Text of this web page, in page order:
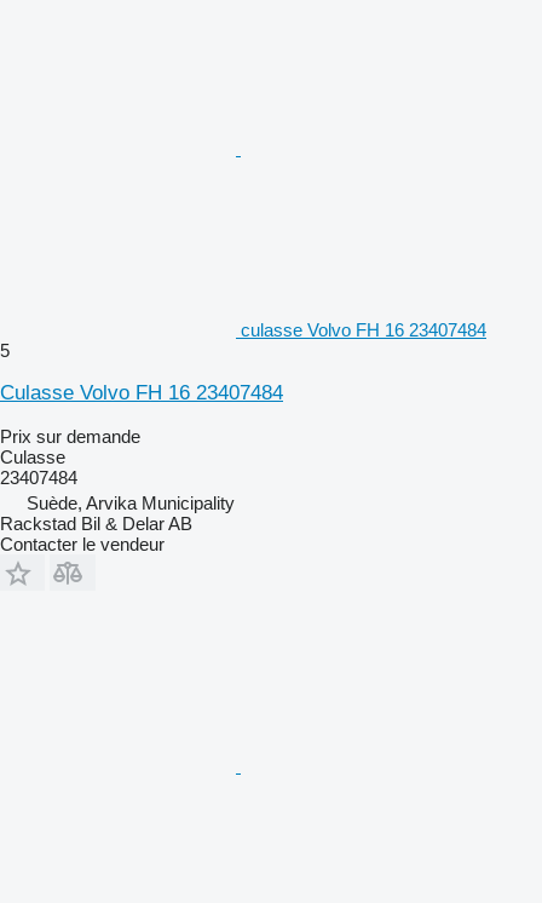
culasse Volvo FH 16 23407484
5
Culasse Volvo FH 16 23407484
Prix sur demande
Culasse
23407484
Suède, Arvika Municipality
Rackstad Bil & Delar AB
Contacter le vendeur